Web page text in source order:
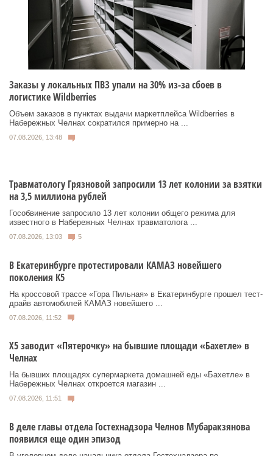
Заказы у локальных ПВЗ упали на 30% из-за сбоев в
логистике Wildberries
Объем заказов в пунктах выдачи маркетплейса Wildberries в
Набережных Челнах сократился примерно на ...
07.08.2026, 13:48
Травматологу Грязновой запросили 13 лет колонии за взятки
на 3,5 миллиона рублей
Гособвинение запросило 13 лет колонии общего режима для
известного в Набережных Челнах травматолога ...
07.08.2026, 13:03 5
В Екатеринбурге протестировали КАМАЗ новейшего
поколения К5
На кроссовой трассе «Гора Пильная» в Екатеринбурге прошел тест-
драйв автомобилей КАМАЗ новейшего ...
07.08.2026, 11:52
Х5 заводит «Пятерочку» на бывшие площади «Бахетле» в
Челнах
На бывших площадях супермаркета домашней еды «Бахетле» в
Набережных Челнах откроется магазин ...
07.08.2026, 11:51
В деле главы отдела Гостехнадзора Челнов Мубаракзянова
появился еще один эпизод